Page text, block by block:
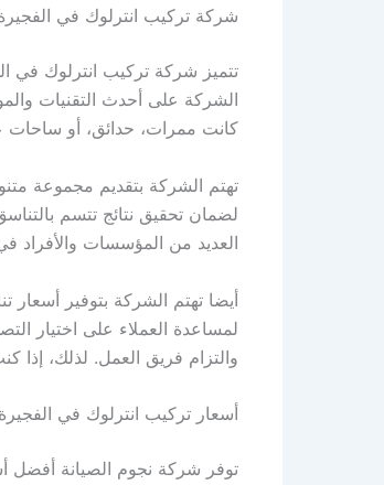
شركة تركيب انترلوك في
تتميز شركة تركيب انترلوك في
الشركة على أحدث التقنيات
كانت ممرات، حدائق، أو ساحات
تهتم الشركة بتقديم مجموعة
لضمان تحقيق نتائج تتسم
العديد من المؤسسات والأفراد
أيضا تهتم الشركة بتوفير
لمساعدة العملاء على اختيار
والتزام فريق العمل. لذلك،
أسعار تركيب انترلوك في الفجيرة
توفر شركة نجوم الصيانة أفضل